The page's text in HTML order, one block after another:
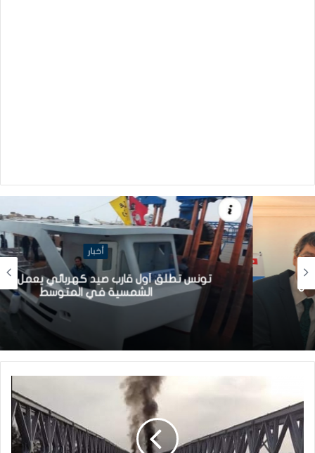
أخبار
تونس تطلق أول قارب صيد كهربائي يعمل بالطاقة
الشمسية في المتوسط